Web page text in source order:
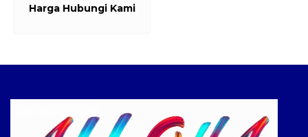
Harga Hubungi Kami